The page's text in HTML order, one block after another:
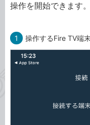
操作を開始できます。
1 操作するFire TV端